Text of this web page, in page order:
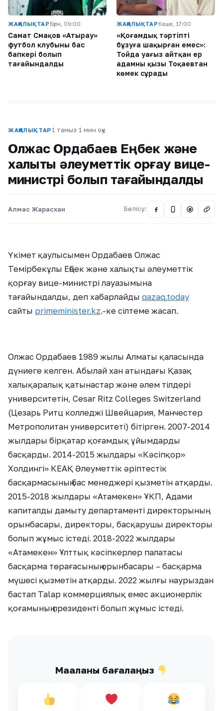
ЖАҢАЛЫҚТАР Бүгін, 09:00
Самат Смақов «Атырау»
футбол клубының бас
бапкері болып
тағайындалды
ЖАҢАЛЫҚТАР Кеше, 17:00
«Қоғамдық тәртіпті
бұзуға шақырған емес»:
Тойда уағыз айтқан ер
адамның қызы Тоқаевтан
көмек сұрады
ЖАҢАЛЫҚТАР 1 тамыз·1 мин оқу
Олжас Ордабаев Еңбек және
халықты әлеуметтік қорғау вице-
министрі болып тағайындалды
Алмас Жарасхан Бөлісу: @
Үкімет қаулысымен Ордабаев Олжас
Темірбекұлы Еңбек және халықты әлеуметтік
қорғау вице-министрі лауазымына
тағайындалды, деп хабарлайды qazaq.today
сайты primeminister.kz.-ке сілтеме жасап.
Олжас Ордабаев 1989 жылы Алматы қаласында
дүниеге келген. Абылай хан атындағы Қазақ
халықаралық қатынастар және әлем тілдері
университетін, Cesar Ritz Colleges Switzerland
(Цезарь Ритц колледжі Швейцария, Манчестер
Метрополитан университеті) бітірген. 2007-2014
жылдары бірқатар қоғамдық ұйымдарды
басқарды. 2014-2015 жылдары «Кәсіпқор»
Холдингі» КЕАҚ Әлеуметтік әріптестік
басқармасының бас менеджері қызметін атқарды.
2015-2018 жылдары «Атамекен» ҰКП, Адами
капиталды дамыту департаменті директорының
орынбасары, директоры, басқарушы директоры
болып жұмыс істеді. 2018-2022 жылдары
«Атамекен» Ұлттық кәсіпкерлер палатасы
басқарма төрағасының орынбасары – басқарма
мүшесі қызметін атқарды. 2022 жылғы наурыздан
бастап Talap коммерциялық емес акционерлік
қоғамының президенті болып жұмыс істеді.
Мақаланы бағалаңыз